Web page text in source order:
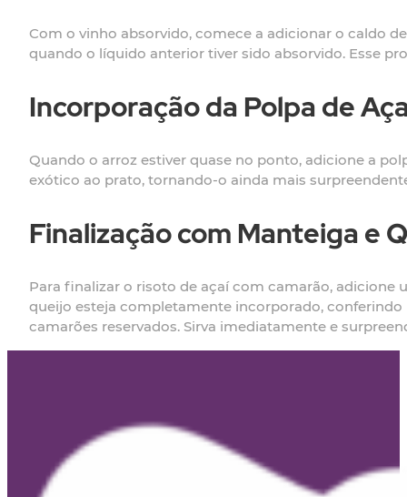
Com o vinho absorvido, comece a adicionar o caldo
quando o líquido anterior tiver sido absorvido. Esse
Incorporação da Polpa de
Quando o arroz estiver quase no ponto, adicione a
exótico ao prato, tornando-o ainda mais
Finalização com Manteiga e
Para finalizar o risoto de açaí com camarão, adicione
queijo esteja completamente incorporado, conferindo
camarões reservados. Sirva imediatamente e